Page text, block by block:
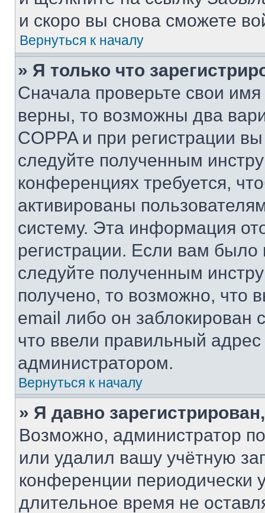
и скоро вы снова сможете
Вернуться к началу
» Я только что
Сначала проверьте свои
верны, то возможны два
COPPA и при регистрации
следуйте полученным
конференциях требуется,
активированы
систему. Эта информация
регистрации. Если вам
следуйте полученным
получено, то возможно, что
email либо он
что ввели правильный адрес
администратором.
Вернуться к началу
» Я давно
Возможно, администратор
или удалил вашу учётную
конференции периодически
длительное время не